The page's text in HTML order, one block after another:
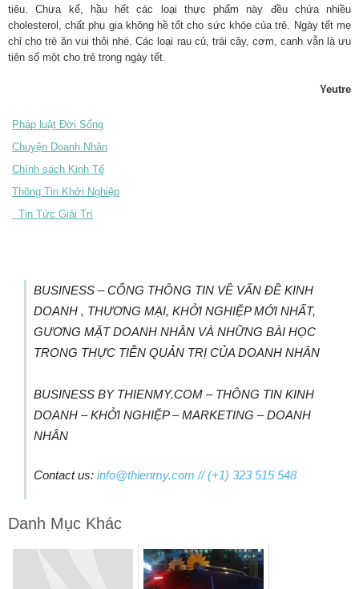
tiêu. Chưa kể, hầu hết các loại thực phẩm này đều chứa nhiều
cholesterol, chất phụ gia không hề tốt cho sức khỏe của trẻ. Ngày tết mẹ
chỉ cho trẻ ăn vui thôi nhé. Các loại rau củ, trái cây, cơm, canh vẫn là ưu
tiên số một cho trẻ trong ngày tết.
Yeutre
Pháp luật Đời Sống
Chuyện Doanh Nhân
Chính sách Kinh Tế
Thông Tin Khởi Nghiệp
Tin Tức Giải Trí
BUSINESS – CỔNG THÔNG TIN VỀ VẤN ĐỀ KINH
DOANH , THƯƠNG MẠI, KHỞI NGHIỆP MỚI NHẤT,
GƯƠNG MẶT DOANH NHÂN VÀ NHỮNG BÀI HỌC
TRONG THỰC TIỄN QUẢN TRỊ CỦA DOANH NHÂN
BUSINESS BY THIENMY.COM – THÔNG TIN KINH
DOANH – KHỞI NGHIỆP – MARKETING – DOANH
NHÂN
Contact us: info@thienmy.com // (+1) 323 515 548
Danh Mục Khác